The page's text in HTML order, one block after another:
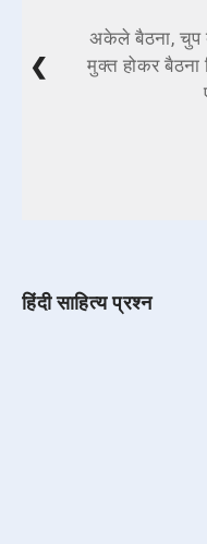
अकेले बैठना, चुप
मुक्त होकर बैठना
❮
हिंदी साहित्य प्रश्न